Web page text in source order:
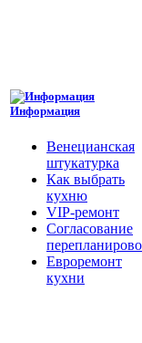
Информация
Венецианская
штукатурка
Как выбрать
кухню
VIP-ремонт
Согласование
Евроремонт
кухни